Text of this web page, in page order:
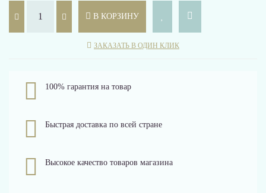
В КОРЗИНУ
ЗАКАЗАТЬ В ОДИН КЛИК
100% гарантия на товар
Быстрая доставка по всей стране
Высокое качество товаров магазина